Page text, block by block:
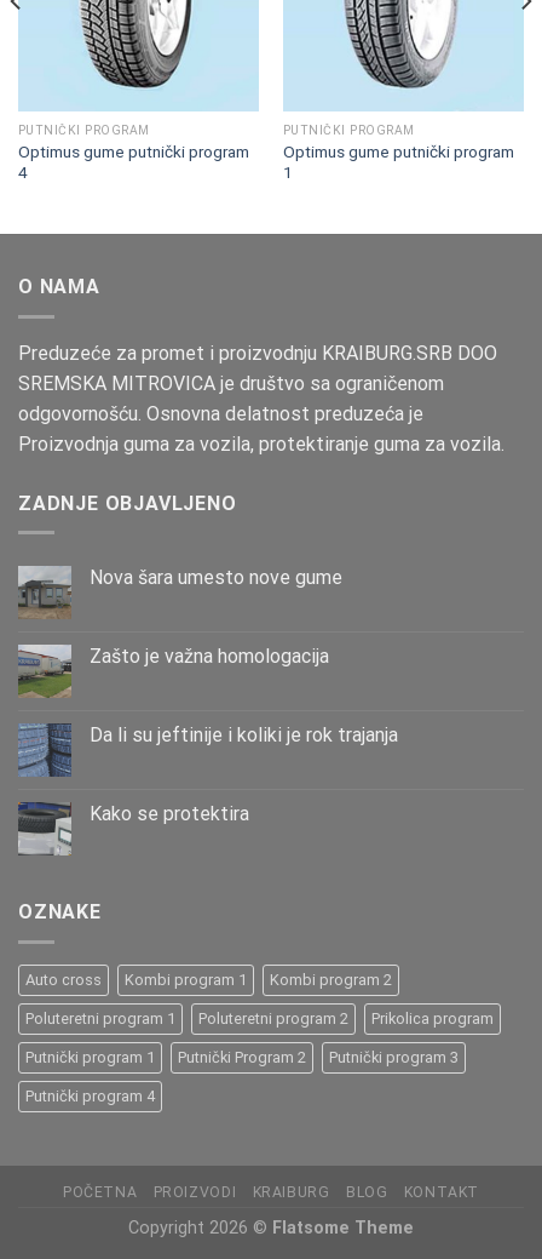
PUTNIČKI PROGRAM
Optimus gume putnički program
4
PUTNIČKI PROGRAM
Optimus gume putnički program
1
O NAMA
Preduzeće za promet i proizvodnju KRAIBURG.SRB DOO
SREMSKA MITROVICA je društvo sa ograničenom
odgovornošću. Osnovna delatnost preduzeća je
Proizvodnja guma za vozila, protektiranje guma za vozila.
ZADNJE OBJAVLJENO
Nova šara umesto nove gume
Zašto је važna homologacija
Da li su jeftinije i koliki je rok trajanja
Kako se protektira
OZNAKE
Auto cross Kombi program 1 Kombi program 2
Poluteretni program 1 Poluteretni program 2 Prikolica program
Putnički program 1 Putnički Program 2 Putnički program 3
Putnički program 4
POČETNA PROIZVODI KRAIBURG BLOG KONTAKT
Copyright 2026 © Flatsome Theme